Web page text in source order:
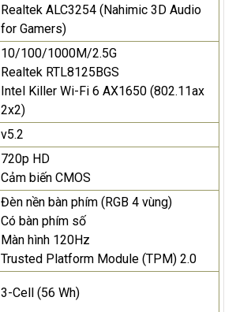
Realtek ALC3254 (Nahimic 3D Audio
for Gamers)
10/100/1000M/2.5G
Realtek RTL8125BGS
Intel Killer Wi-Fi 6 AX1650 (802.11ax
2x2)
v5.2
720p HD
Cảm biến CMOS
Đèn nền bàn phím (RGB 4 vùng)
Có bàn phím số
Màn hình 120Hz
Trusted Platform Module (TPM) 2.0
3-Cell (56 Wh)